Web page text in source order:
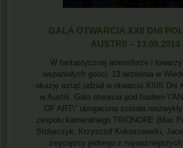
GALA OTWARCIA XXII DNI
AUSTRII – 13.09.2014
W fantastycznej atmosferze i
wspaniałych gości, 13 września w
okazję wziąć udział w otwarciu XXIII Dni
w Austrii. Gala otwarcia pod hasłem
OF ART\” ubogacona została
zespołu kameralnego TRIONORE (Max
Stolarczyk, Krzysztof Kokoszewski,
zwycięzcy jednego z